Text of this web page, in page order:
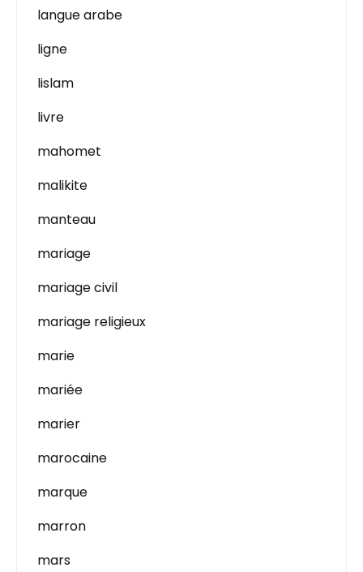
langue arabe
ligne
lislam
livre
mahomet
malikite
manteau
mariage
mariage civil
mariage religieux
marie
mariée
marier
marocaine
marque
marron
mars